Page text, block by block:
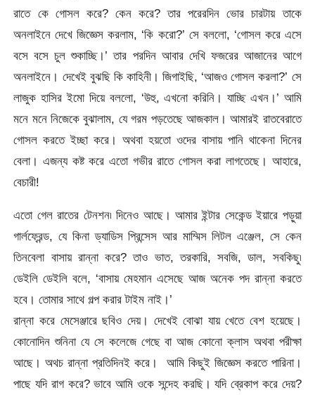
রাতে কে গোসল করে? কেন করে? তার পরেরদিন ভোর চারটায় তাকে
অনলাইনে দেখে জিজ্ঞেস করলাম, ‘কি করো?’ সে বললো, ‘গোসল করে এসে
বসে বসে চুল শুকাচ্ছি।’ তার পরদিন আবার দেখি ফজরের আজানের আগে
অনলাইনে। দেখেই বুঝছি কি কাহিনী। জিগাইছি, ‘আজও গোসল করলা?’ সে
লাজুক হাসির ইমো দিয়ে বললো, ‘উহু, এখনো করিনি। যাচ্ছি এখন।’ আমি
মনে মনে নিজেকে বুঝালাম, যে গরম পড়তেছে আজকাল। আমারই রাতবেরাতে
গোসল করতে ইচ্ছা করে। অথবা হয়তো ওদের বাসায় পানি থাকেনা দিনের
বেলা। এজন্য কষ্ট করে এতো গভীর রাতে গোসল করা লাগতেছে। আহারে,
বেচারী!
এতো গেল রাতের টেনশন৷ দিনেও আছে। আমার ইন্টার সেকেন্ড ইয়ারে পড়ুয়া
গার্লফ্রেন্ড, যে কিনা ড্যাডিস প্রিন্সেস আর মাম্মিস লিটল এঞ্জেল, সে কেন
তিনবেলা বাসায় রান্না করে? তাও ভাত, তরকারি, সবজি, ডাল, সবকিছু৷
ডেইলি ডেইলি বলে, ‘বাসায় মেহমান এসেছে আজ অনেক পদ রান্না করতে
হবে। তোমার সাথে গল্প করার টাইম নাই।’
রান্না করে মেসেঞ্জারে ছবিও দেয়। দেখেই বোঝা যায় খেতে বেশ হয়েছে।
কোনোদিন শুনিনা যে সে কলেজে গেছে বা আজ কোনো ক্লাস অথবা পরীক্ষা
আছে। অথচ রান্না প্রতিদিনই করে। আমি কিছুই জিজ্ঞেস করতে পারিনা।
পাছে যদি রাগ করে? ভাবে আমি ওকে সন্দেহ করছি। যদি ব্রেকাপ করে দেয়?